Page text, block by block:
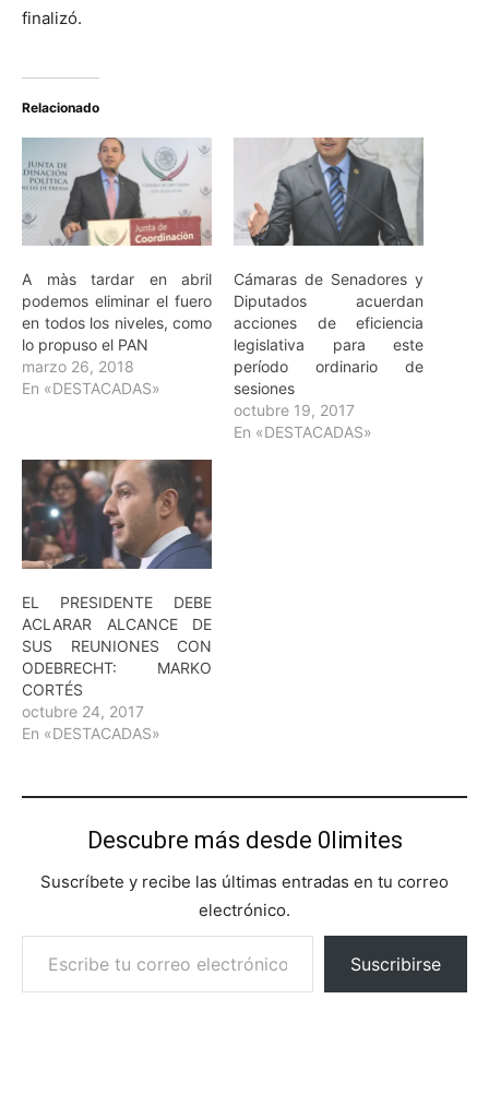
finalizó.
Relacionado
A màs tardar en abril
podemos eliminar el fuero
en todos los niveles, como
lo propuso el PAN
marzo 26, 2018
En «DESTACADAS»
Cámaras de Senadores y
Diputados acuerdan
acciones de eficiencia
legislativa para este
período ordinario de
sesiones
octubre 19, 2017
En «DESTACADAS»
EL PRESIDENTE DEBE
ACLARAR ALCANCE DE
SUS REUNIONES CON
ODEBRECHT: MARKO
CORTÉS
octubre 24, 2017
En «DESTACADAS»
Descubre más desde 0limites
Suscríbete y recibe las últimas entradas en tu correo
electrónico.
Escribe tu correo electrónico…
Suscribirse